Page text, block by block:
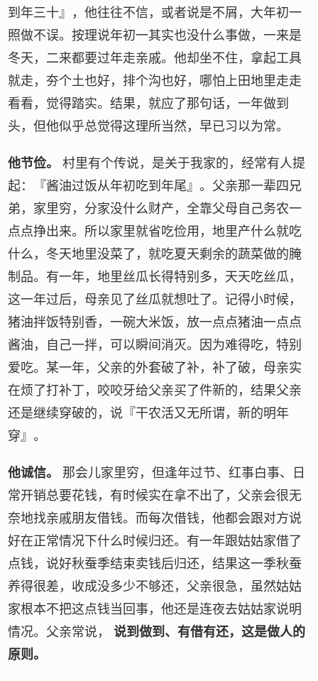
到年三十』，他往往不信，或者说是不屑，大年初一
照做不误。按理说年初一其实也没什么事做，一来是
冬天，二来都要过年走亲戚。他却坐不住，拿起工具
就走，夯个土也好，排个沟也好，哪怕上田地里走走
看看，觉得踏实。结果，就应了那句话，一年做到
头，但他似乎总觉得这理所当然，早已习以为常。
他节俭。
村里有个传说，是关于我家的，经常有人提
起：『酱油过饭从年初吃到年尾』。父亲那一辈四兄
弟，家里穷，分家没什么财产，全靠父母自己务农一
点点挣出来。所以家里就省吃俭用，地里产什么就吃
什么，冬天地里没菜了，就吃夏天剩余的蔬菜做的腌
制品。有一年，地里丝瓜长得特别多，天天吃丝瓜，
这一年过后，母亲见了丝瓜就想吐了。记得小时候，
猪油拌饭特别香，一碗大米饭，放一点点猪油一点点
酱油，自己一拌，可以瞬间消灭。因为难得吃，特别
爱吃。某一年，父亲的外套破了补，补了破，母亲实
在烦了打补丁，咬咬牙给父亲买了件新的，结果父亲
还是继续穿破的，说『干农活又无所谓，新的明年
穿』。
他诚信。
那会儿家里穷，但逢年过节、红事白事、日
常开销总要花钱，有时候实在拿不出了，父亲会很无
奈地找亲戚朋友借钱。而每次借钱，他都会跟对方说
好在正常情况下什么时候归还。有一年跟姑姑家借了
点钱，说好秋蚕季结束卖钱后归还，结果这一季秋蚕
养得很差，收成没多少不够还，父亲很急，虽然姑姑
家根本不把这点钱当回事，他还是连夜去姑姑家说明
情况。父亲常说，说到做到、有借有还，这是做人的
原则。